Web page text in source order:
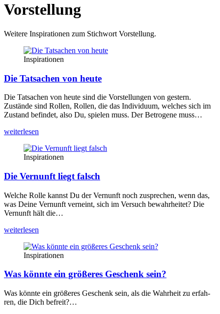
Vorstellung
Weitere Inspirationen zum Stichwort Vorstellung.
Inspirationen
Die Tatsachen von heute
Die Tat­sa­chen von heu­te sind die Vor­stel­lun­gen von ges­tern.
Zustän­de sind Rol­len, Rol­len, die das Indi­vi­du­um, wel­ches sich im
Zustand befin­det, also Du, spie­len muss. Der Betro­ge­ne muss…
wei­ter­le­sen
Inspirationen
Die Vernunft liegt falsch
Wel­che Rol­le kannst Du der Ver­nunft noch zuspre­chen, wenn das,
was Dei­ne Ver­nunft ver­neint, sich im Ver­such bewahr­hei­tet? Die
Ver­nunft hält die…
wei­ter­le­sen
Inspirationen
Was könnte ein größeres Geschenk sein?
Was könn­te ein grö­ße­res Geschenk sein, als die Wahr­heit zu erfah­
ren, die Dich befreit?…